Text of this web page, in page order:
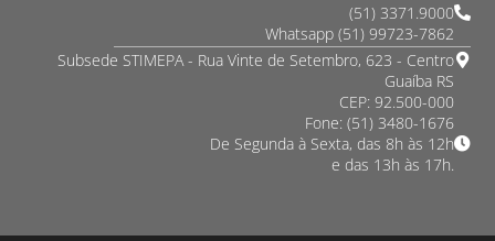
(51) 3371.9000
Whatsapp (51) 99723-7862
Subsede STIMEPA - Rua Vinte de Setembro, 623 - Centro
Guaíba RS
CEP: 92.500-000
Fone: (51) 3480-1676
De Segunda à Sexta, das 8h às 12h
e das 13h às 17h.